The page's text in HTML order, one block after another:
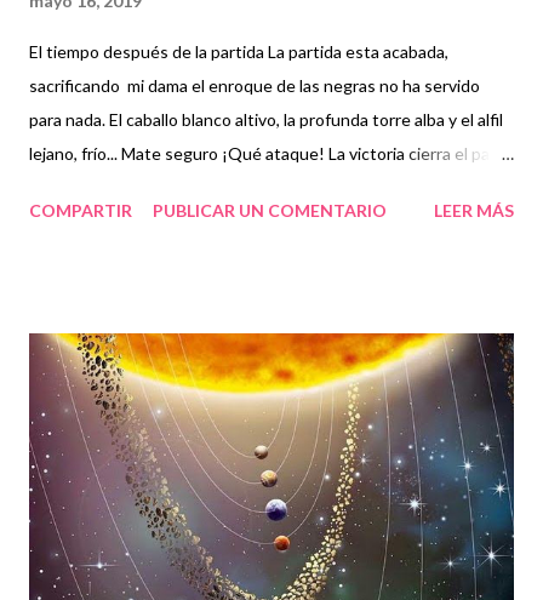
El tiempo después de la partida La partida esta acabada,
sacrificando mi dama el enroque de las negras no ha servido
para nada. El caballo blanco altivo, la profunda torre alba y el alfil
lejano, frío... Mate seguro ¡Qué ataque! La victoria cierra el paso
potestades. Los tiempos que llegan... Los tiempos que acaban...
COMPARTIR PUBLICAR UN COMENTARIO LEER MÁS